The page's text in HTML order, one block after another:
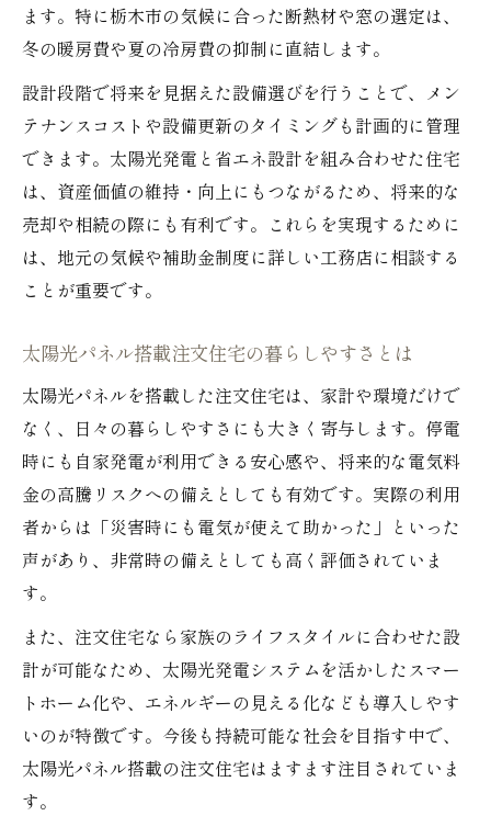
太陽光パネル選定時の注文住宅の注意点
用法
持続可能な注文住宅を実現する選び方の工
夫
ます。特に栃木市の気候に合った断熱材や窓の選定は、
冬の暖房費や夏の冷房費の抑制に直結します。
設計段階で将来を見据えた設備選びを行うことで、メン
テナンスコストや設備更新のタイミングも計画的に管理
できます。太陽光発電と省エネ設計を組み合わせた住宅
は、資産価値の維持・向上にもつながるため、将来的な
売却や相続の際にも有利です。これらを実現するために
は、地元の気候や補助金制度に詳しい工務店に相談する
ことが重要です。
太陽光パネル搭載注文住宅の暮らしやすさとは
太陽光パネルを搭載した注文住宅は、家計や環境だけで
なく、日々の暮らしやすさにも大きく寄与します。停電
時にも自家発電が利用できる安心感や、将来的な電気料
金の高騰リスクへの備えとしても有効です。実際の利用
者からは「災害時にも電気が使えて助かった」といった
声があり、非常時の備えとしても高く評価されていま
す。
また、注文住宅なら家族のライフスタイルに合わせた設
計が可能なため、太陽光発電システムを活かしたスマー
トホーム化や、エネルギーの見える化なども導入しやす
いのが特徴です。今後も持続可能な社会を目指す中で、
太陽光パネル搭載の注文住宅はますます注目されていま
す。